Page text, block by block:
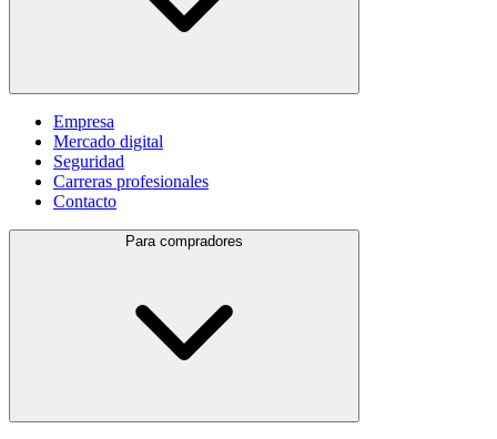
Empresa
Mercado digital
Seguridad
Carreras profesionales
Contacto
Para compradores